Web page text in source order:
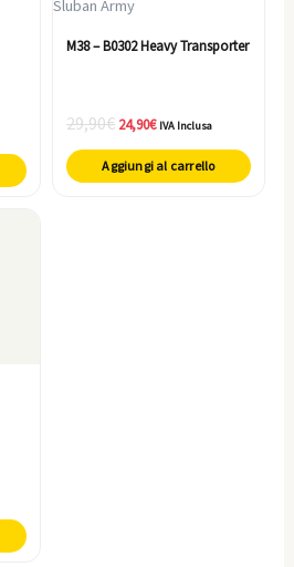
Sluban Army
M38 – B0302 Heavy Transporter
29,90€ 24,90€ IVA Inclusa
Aggiungi al carrello